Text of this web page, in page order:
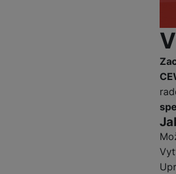
Počítače a
Péče o zdraví a
Dárkové